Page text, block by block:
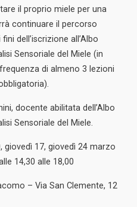
il proprio miele per una
continuare il percorso
dell’iscrizione all’Albo
Sensoriale del Miele (in
di almeno 3 lezioni
docente abilitata dell’Albo
Sensoriale del Miele.
giovedì 17, giovedì 24 marzo
14,30 alle 18,00
– Via San Clemente, 12